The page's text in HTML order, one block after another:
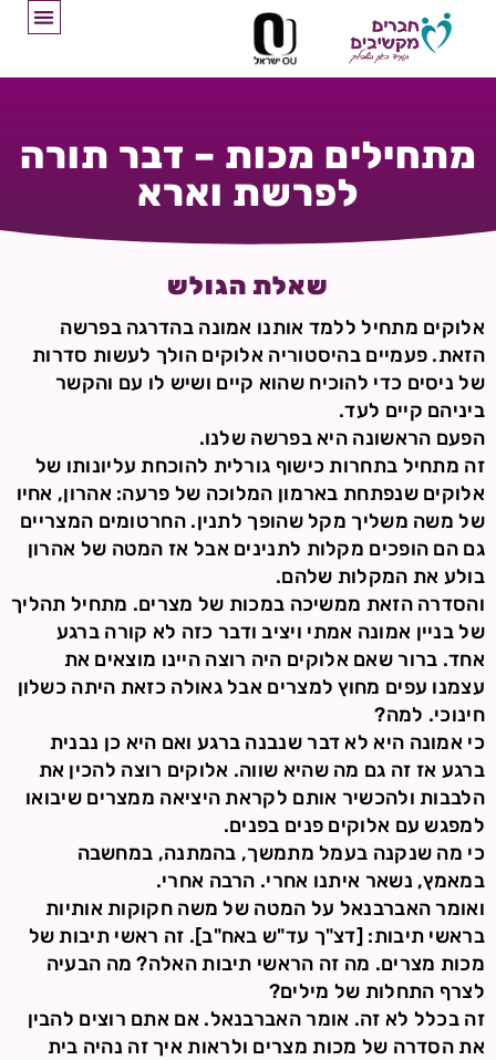
מתחילים מכות – דבר תורה
לפרשת וארא
שאלת הגולש
אלוקים מתחיל ללמד אותנו אמונה בהדרגה בפרשה
הזאת. פעמיים בהיסטוריה אלוקים הולך לעשות סדרות
של ניסים כדי להוכיח שהוא קיים ושיש לו עם והקשר
ביניהם קיים לעד.
הפעם הראשונה היא בפרשה שלנו.
זה מתחיל בתחרות כישוף גורלית להוכחת עליונותו של
אלוקים שנפתחת בארמון המלוכה של פרעה: אהרון, אחיו
של משה משליך מקל שהופך לתנין. החרטומים המצריים
גם הם הופכים מקלות לתנינים אבל אז המטה של אהרון
בולע את המקלות שלהם.
והסדרה הזאת ממשיכה במכות של מצרים. מתחיל תהליך
של בניין אמונה אמתי ויציב ודבר כזה לא קורה ברגע
אחד. ברור שאם אלוקים היה רוצה היינו מוצאים את
עצמנו עפים מחוץ למצרים אבל גאולה כזאת היתה כשלון
חינוכי. למה?
כי אמונה היא לא דבר שנבנה ברגע ואם היא כן נבנית
ברגע אז זה גם מה שהיא שווה. אלוקים רוצה להכין את
הלבבות ולהכשיר אותם לקראת היציאה ממצרים שיבואו
למפגש עם אלוקים פנים בפנים.
כי מה שנקנה בעמל מתמשך, בהמתנה, במחשבה
במאמץ, נשאר איתנו אחרי. הרבה אחרי.
ואומר האברבנאל על המטה של משה חקוקות אותיות
בראשי תיבות: [דצ"ך עד"ש באח"ב]. זה ראשי תיבות של
מכות מצרים. מה זה הראשי תיבות האלה? מה הבעיה
לצרף התחלות של מילים?
זה בכלל לא זה. אומר האברבנאל. אם אתם רוצים להבין
את הסדרה של מכות מצרים ולראות איך זה נהיה בית